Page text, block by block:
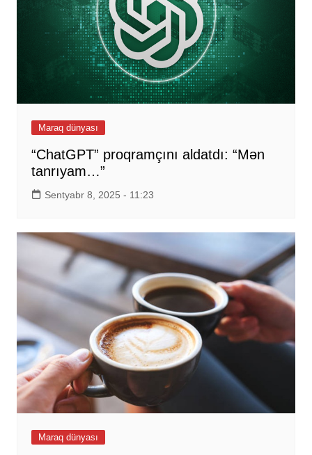
Maraq dünyası
“ChatGPT” proqramçını aldatdı: “Mən
tanrıyam…”
Sentyabr 8, 2025 - 11:23
Maraq dünyası